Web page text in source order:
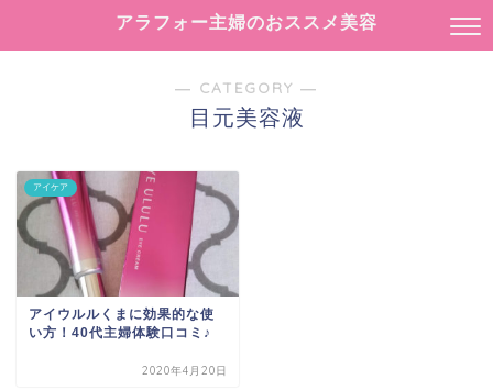
アラフォー主婦のおススメ美容
― CATEGORY ―
目元美容液
アイケア
アイウルルくまに効果的な使
い方！40代主婦体験口コミ♪
2020年4月20日